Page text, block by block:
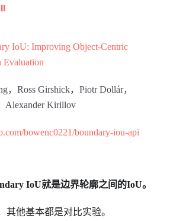
IoU: Improving Object-Centric
Evaluation
，Ross Girshick，Piotr Dollár，
Alexander Kirillov
bowenc0221/boundary-iou-api
IoU就是边界轮廓之间的IoU。
其他基本都是对比实验。